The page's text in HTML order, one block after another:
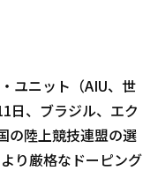
ユニット（AIU、世
日、ブラジル、エク
の陸上競技連盟の選
り厳格なドーピング